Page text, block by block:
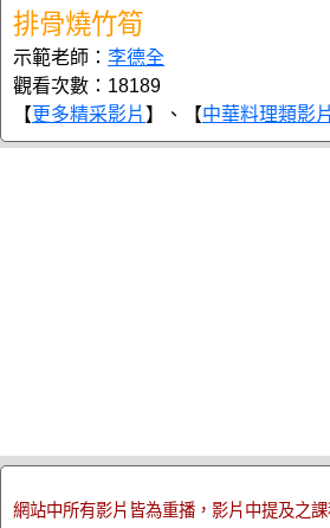
排骨燒竹筍
示範老師： 李德全
觀看次數：18189
【更多精采影片 】、【中華料理類影片
網站中所有影片皆為重播，影片中提及之